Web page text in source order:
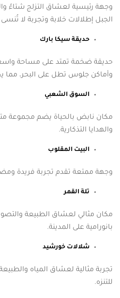
وجهة رئيسية لعشاق التزلج شتاءً
الجبل إطلالات خلابة وتجربة لا تُنسى
حديقة سيكا بارك
حديقة ضخمة تمتد على مساحة
وأماكن جلوس تطل على البحر، مما
السوق الشعبي
مكان نابض بالحياة يضم مجموعة
والهدايا التذكارية.
البيت المقلوب
وجهة ممتعة تقدم تجربة فريدة
تلة القمر
مكان مثالي لعشاق الطبيعة
بانورامية على المدينة.
شلالات خورشيد
تجربة مثالية لعشاق المياه
للتنزه.